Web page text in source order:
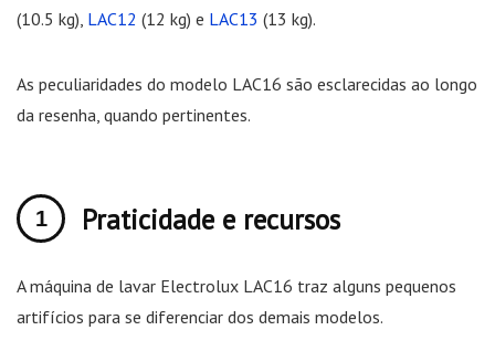
(10.5 kg), LAC12 (12 kg) e LAC13 (13 kg).
As peculiaridades do modelo LAC16 são esclarecidas ao longo
da resenha, quando pertinentes.
Praticidade e recursos
A máquina de lavar Electrolux LAC16 traz alguns pequenos
artifícios para se diferenciar dos demais modelos.